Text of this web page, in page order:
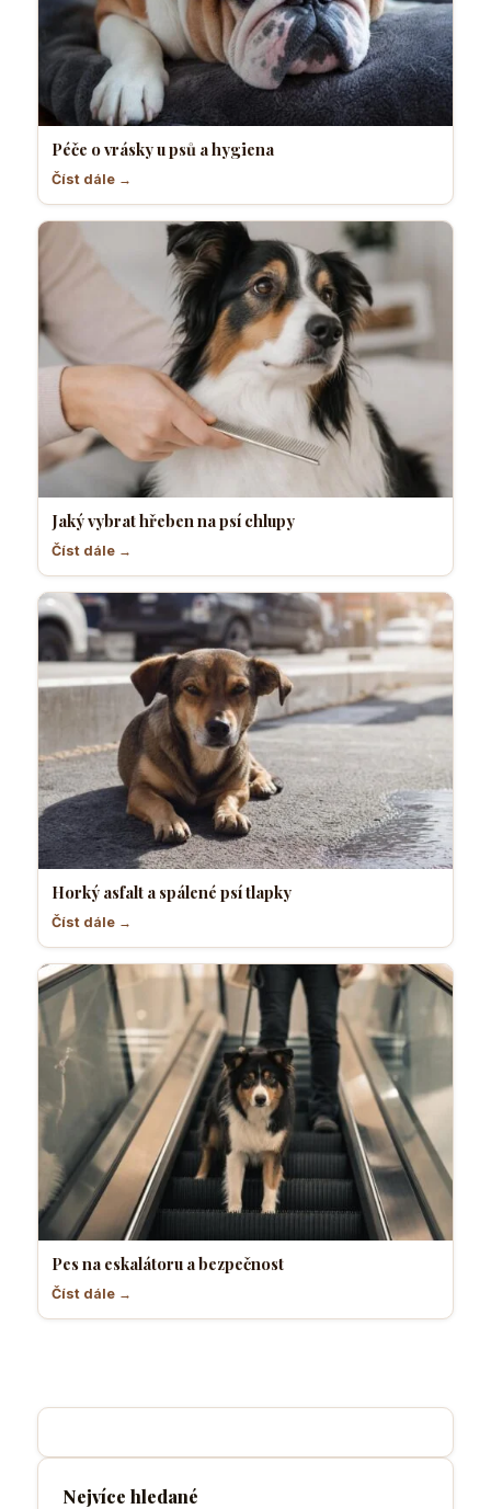
Péče o vrásky u psů a hygiena
Číst dále →
Jaký vybrat hřeben na psí chlupy
Číst dále →
Horký asfalt a spálené psí tlapky
Číst dále →
Pes na eskalátoru a bezpečnost
Číst dále →
Nejvíce hledané